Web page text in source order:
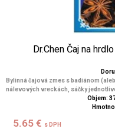
Dr.Chen Čaj na
Bylinná čajová zmes s badiánom
nálevových vreckách, sáčky
Objem:
5.65 € s DPH